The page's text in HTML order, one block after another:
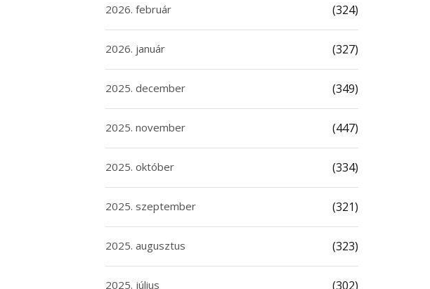
2026. február (324)
2026. január (327)
2025. december (349)
2025. november (447)
2025. október (334)
2025. szeptember (321)
2025. augusztus (323)
2025. július (302)